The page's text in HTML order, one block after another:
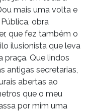
mais uma volta e
obra
que fez também o
ilusionista que leva
praça. Que lindos
antigas secretarias,
abertas ao
que o meu
por mim uma